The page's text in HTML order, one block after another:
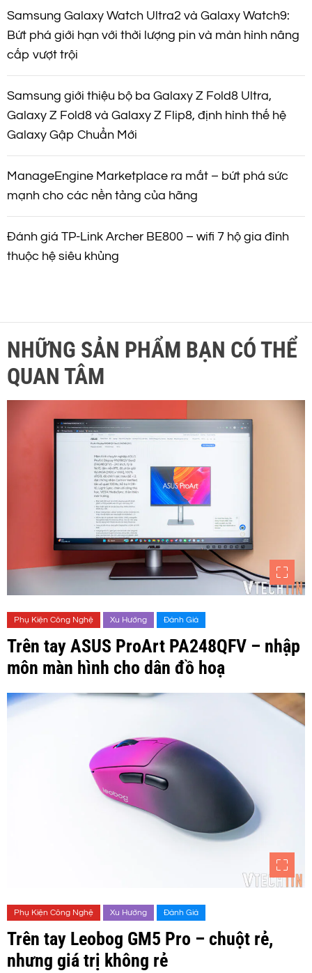
Samsung Galaxy Watch Ultra2 và Galaxy Watch9:
Bứt phá giới hạn với thời lượng pin và màn hình nâng
cấp vượt trội
Samsung giới thiệu bộ ba Galaxy Z Fold8 Ultra,
Galaxy Z Fold8 và Galaxy Z Flip8, định hình thế hệ
Galaxy Gập Chuẩn Mới
ManageEngine Marketplace ra mắt – bứt phá sức
mạnh cho các nền tảng của hãng
Đánh giá TP-Link Archer BE800 – wifi 7 hộ gia đình
thuộc hệ siêu khủng
NHỮNG SẢN PHẨM BẠN CÓ THỂ
QUAN TÂM
Phụ Kiện Công Nghệ Xu Hướng Đánh Giá
Trên tay ASUS ProArt PA248QFV – nhập
môn màn hình cho dân đồ hoạ
Phụ Kiện Công Nghệ Xu Hướng Đánh Giá
Trên tay Leobog GM5 Pro – chuột rẻ,
nhưng giá trị không rẻ